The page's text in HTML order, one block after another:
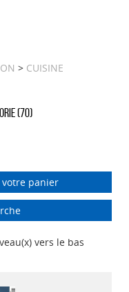
> CUISINE
(70)
panier
vers le bas